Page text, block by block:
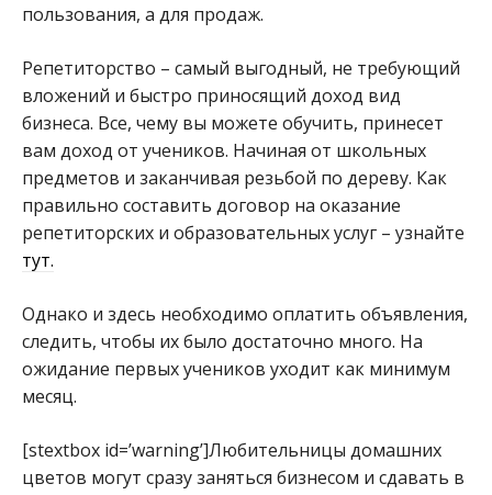
пользования, а для продаж.
Репетиторство – самый выгодный, не требующий
вложений и быстро приносящий доход вид
бизнеса. Все, чему вы можете обучить, принесет
вам доход от учеников. Начиная от школьных
предметов и заканчивая резьбой по дереву. Как
правильно составить договор на оказание
репетиторских и образовательных услуг – узнайте
тут.
Однако и здесь необходимо оплатить объявления,
следить, чтобы их было достаточно много. На
ожидание первых учеников уходит как минимум
месяц.
[stextbox id=’warning’]Любительницы домашних
цветов могут сразу заняться бизнесом и сдавать в